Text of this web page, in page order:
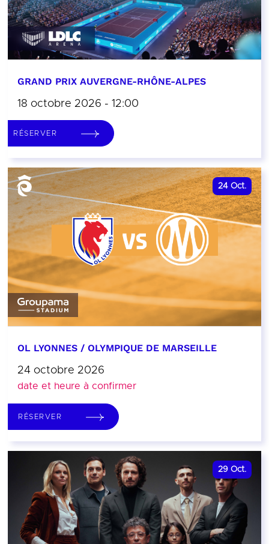
GRAND PRIX AUVERGNE-RHÔNE-ALPES
18 octobre 2026 - 12:00
RÉSERVER
24 Oct.
OL LYONNES / OLYMPIQUE DE MARSEILLE
24 octobre 2026
date et heure à confirmer
RÉSERVER
29 Oct.